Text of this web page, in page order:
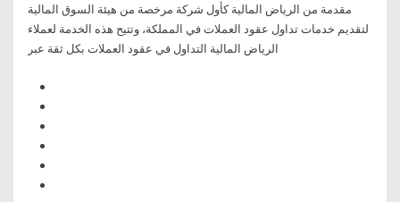
مقدمة من الرياض المالية كأول شركة مرخصة من هيئة السوق المالية
لتقديم خدمات تداول عقود العملات في المملكة، وتتيح هذه الخدمة لعملاء
الرياض المالية التداول في عقود العملات بكل ثقة عبر